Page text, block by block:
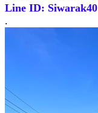
Line ID: Siwarak40
.